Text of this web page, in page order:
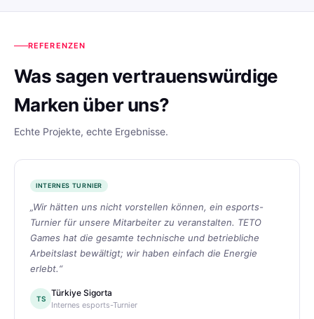
REFERENZEN
Was sagen vertrauenswürdige
Marken über uns?
Echte Projekte, echte Ergebnisse.
INTERNES TURNIER
„Wir hätten uns nicht vorstellen können, ein esports-
Turnier für unsere Mitarbeiter zu veranstalten. TETO
Games hat die gesamte technische und betriebliche
Arbeitslast bewältigt; wir haben einfach die Energie
erlebt.“
TS
Türkiye Sigorta
Internes esports-Turnier